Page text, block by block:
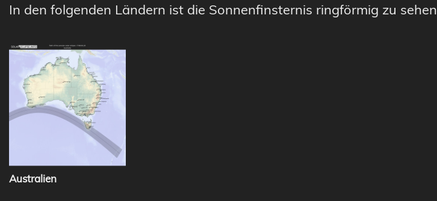
In den folgenden Ländern ist die Sonnenfinsternis ringförmig zu sehen
Australien